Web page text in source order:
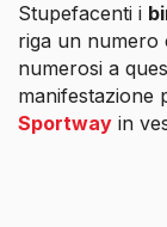
Stupefacenti i
riga un numero
numerosi a
manifestazione
Sportway in